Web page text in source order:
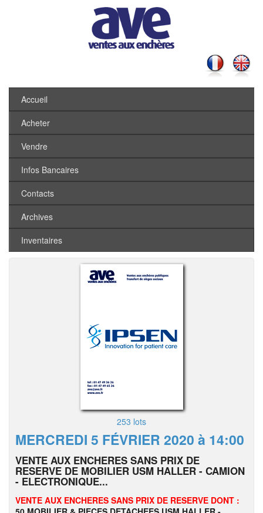
Accueil
Acheter
Vendre
Infos Bancaires
Contacts
Archives
Inventaires
253 lots
MERCREDI 5 FÉVRIER 2020 à 14:00
VENTE AUX ENCHERES SANS PRIX DE
RESERVE DE MOBILIER USM HALLER - CAMION
- ELECTRONIQUE...
VENTE AUX ENCHERES SANS PRIX DE RESERVE DONT :